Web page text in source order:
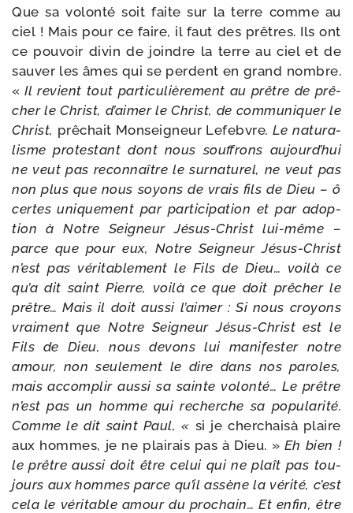
Que sa volon­té soit faite sur la terre comme au
ciel ! Mais pour ce faire, il faut des prêtres. Ils ont
ce pou­voir divin de joindre la terre au ciel et de
sau­ver les âmes qui se perdent en grand nombre.
«Il revient tout par­ti­cu­liè­re­ment au prêtre de prê­
cher le Christ, d’aimer le Christ, de com­mu­ni­quer le
Christ, prê­chait Monseigneur Lefebvre. Le natu­ra­
lisme pro­tes­tant dont nous souf­frons aujourd’hui
ne veut pas recon­naître le sur­na­tu­rel, ne veut pas
non plus que nous soyons de vrais fils de Dieu – ô
certes uni­que­ment par par­ti­ci­pa­tion et par adop­
tion à Notre Seigneur Jésus-​Christ lui-​même –
parce que pour eux, Notre Seigneur Jésus-​Christ
n’est pas véri­ta­ble­ment le Fils de Dieu… voi­là ce
qu’a dit saint Pierre, voi­là ce que doit prê­cher le
prêtre… Mais il doit aus­si l’aimer : Si nous croyons
vrai­ment que Notre Seigneur Jésus-​Christ est le
Fils de Dieu, nous devons lui mani­fes­ter notre
amour, non seule­ment le dire dans nos paroles,
mais accom­plir aus­si sa sainte volon­té… Le prêtre
n’est pas un homme qui recherche sa popu­la­ri­té.
Comme le dit saint Paul, « si je cher­chaisà plaire
aux hommes, je ne plai­rais pas à Dieu. » Eh bien !
le prêtre aus­si doit être celui qui ne plaît pas tou­
jours aux hommes parce qu’il assène la véri­té, c’est
cela le véri­table amour du pro­chain… Et enfin, être